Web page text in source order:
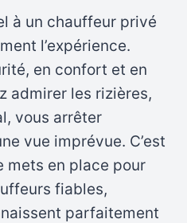
à un chauffeur privé
l’expérience.
en confort et en
admirer les rizières,
vous arrêter
vue imprévue. C’est
mets en place pour
fiables,
parfaitement